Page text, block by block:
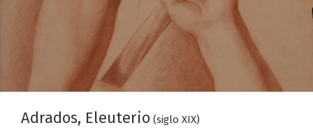
Adrados, Eleuterio (siglo XIX)